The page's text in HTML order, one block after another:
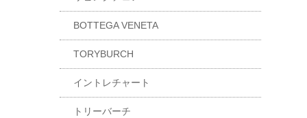
BOTTEGA VENETA
TORYBURCH
イントレチャート
トリーバーチ